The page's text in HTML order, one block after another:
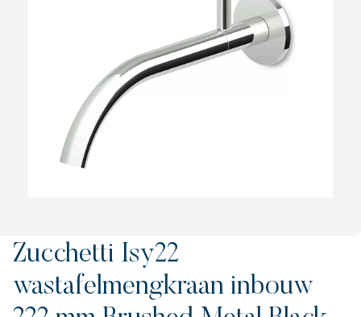
Zucchetti Isy22
wastafelmengkraan inbouw